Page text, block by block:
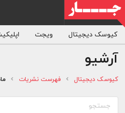
کیوسک دیجیتال ویجت
آرشیو
کیوسک دیجیتال فهرست نشریات
جستجو